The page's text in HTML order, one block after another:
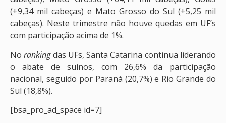
(+9,34 mil cabeças) e Mato Grosso do Sul (+5,25 mil
cabeças). Neste trimestre não houve quedas em UF’s
com participação acima de 1%.
Norankingdas UFs, Santa Catarina continua liderando
o abate de suínos, com 26,6% da participação
nacional, seguido por Paraná (20,7%) e Rio Grande do
Sul (18,8%).
[bsa_pro_ad_space id=7]